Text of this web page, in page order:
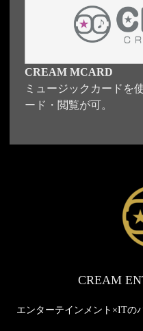
CREAM MCARD
ミュージックカードを
ード・閲覧が可。
CREAM
エンターテインメント×ITの